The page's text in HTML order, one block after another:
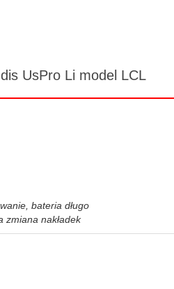
UsPro Li model LCL
bateria długo
zmiana nakładek